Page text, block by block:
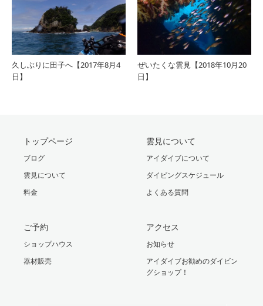
久しぶりに田子へ【2017年8月4
日】
ぜいたくな雲見【2018年10月20
日】
トップページ
ブログ
雲見について
料金
雲見について
アイダイブについて
ダイビングスケジュール
よくある質問
ご予約
ショップハウス
器材販売
アクセス
お知らせ
アイダイブお勧めのダイビン
グショップ！